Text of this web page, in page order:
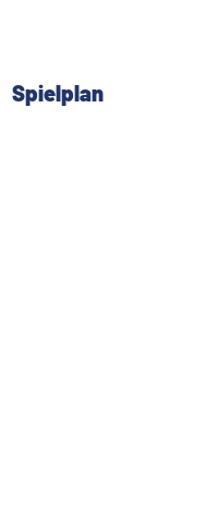
Spielplan